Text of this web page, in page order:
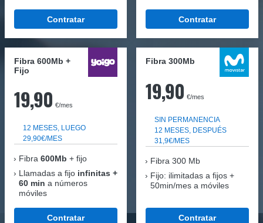
Contratar Contratar
Fibra 600Mb +
Fijo
19,90 €/mes
12 MESES, LUEGO
29,90€/MES
Fibra 600Mb + fijo
Llamadas a fijo infinitas +
60 min a números
móviles
Contratar
Fibra 300Mb
19,90 €/mes
SIN PERMANENCIA
12 MESES, DESPUÉS
31,9€/MES
Fibra 300 Mb
Fijo: ilimitadas a fijos +
50min/mes a móviles
Contratar